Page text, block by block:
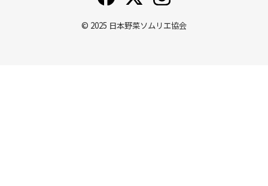
© 2025 日本野菜ソムリエ協会